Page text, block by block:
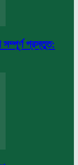
সম্পূর্ণ প্রস্তুত: